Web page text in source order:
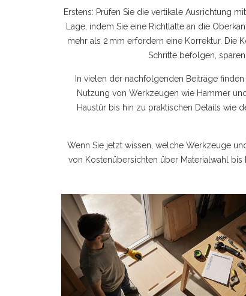
Erstens: Prüfen Sie die vertikale Ausrichtung
Lage, indem Sie eine Richtlatte an die
mehr als 2 mm erfordern eine Korrektur. Die
Schritte befolgen,
In vielen der nachfolgenden Beiträge
Nutzung von Werkzeugen wie Hammer
Haustür bis hin zu praktischen Details wie
Wenn Sie jetzt wissen, welche Werkzeuge
von Kostenübersichten über Materialwahl bis